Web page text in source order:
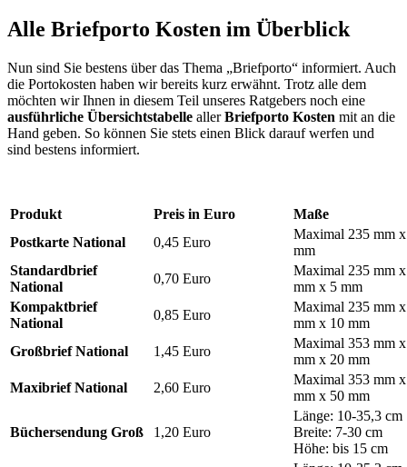
Alle Briefporto Kosten im Überblick
Nun sind Sie bestens über das Thema „Briefporto“ informiert. Auch
die Portokosten haben wir bereits kurz erwähnt. Trotz alle dem
möchten wir Ihnen in diesem Teil unseres Ratgebers noch eine
ausführliche Übersichtstabelle allerBriefporto Kosten mit an die
Hand geben. So können Sie stets einen Blick darauf werfen und
sind bestens informiert.
Produkt Preis in Euro
Maße
Postkarte National
0,45 Euro
Maximal 235 mm
mm
Standardbrief
National
0,70 Euro
Maximal 235 mm
mm x 5 mm
Kompaktbrief
National
0,85 Euro
Maximal 235 mm
mm x 10 mm
Großbrief National
1,45 Euro
Maximal 353 mm
mm x 20 mm
Maxibrief National
2,60 Euro
Maximal 353 mm
mm x 50 mm
Büchersendung Groß 1,20 Euro
Länge: 10-35,3 cm
Breite: 7-30 cm
Höhe: bis 15 cm